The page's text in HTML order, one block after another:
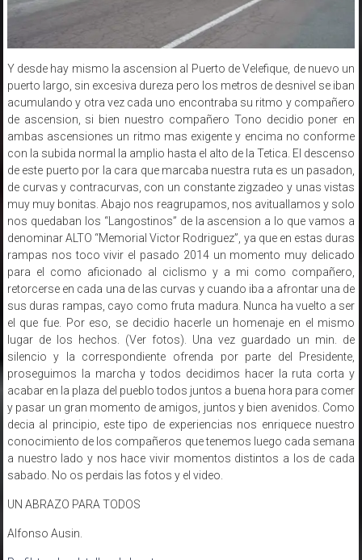
Y desde hay mismo la ascension al Puerto de Velefique, de nuevo un
puerto largo, sin excesiva dureza pero los metros de desnivel se iban
acumulando y otra vez cada uno encontraba su ritmo y compañero
de ascension, si bien nuestro compañero Tono decidio poner en
ambas ascensiones un ritmo mas exigente y encima no conforme
con la subida normal la amplio hasta el alto de la Tetica. El descenso
de este puerto por la cara que marcaba nuestra ruta es un pasadon,
de curvas y contracurvas, con un constante zigzadeo y unas vistas
muy muy bonitas. Abajo nos reagrupamos, nos avituallamos y solo
nos quedaban los “Langostinos” de la ascension a lo que vamos a
denominar ALTO “Memorial Victor Rodriguez”, ya que en estas duras
rampas nos toco vivir el pasado 2014 un momento muy delicado
para el como aficionado al ciclismo y a mi como compañero,
retorcerse en cada una de las curvas y cuando iba a afrontar una de
sus duras rampas, cayo como fruta madura. Nunca ha vuelto a ser
el que fue. Por eso, se decidio hacerle un homenaje en el mismo
lugar de los hechos. (Ver fotos). Una vez guardado un min. de
silencio y la correspondiente ofrenda por parte del Presidente,
proseguimos la marcha y todos decidimos hacer la ruta corta y
acabar en la plaza del pueblo todos juntos a buena hora para comer
y pasar un gran momento de amigos, juntos y bien avenidos. Como
decia al principio, este tipo de experiencias nos enriquece nuestro
conocimiento de los compañeros que tenemos luego cada semana
a nuestro lado y nos hace vivir momentos distintos a los de cada
sabado. No os perdais las fotos y el video.
UN ABRAZO PARA TODOS
Alfonso Ausin.